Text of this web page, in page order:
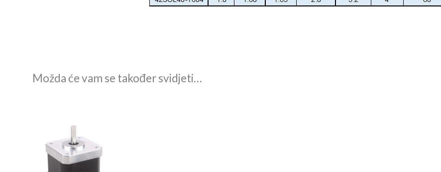
Možda će vam se također svidjeti…